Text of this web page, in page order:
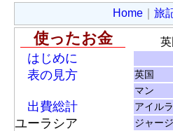
Home｜ 旅
使ったお金
はじめに
表の見方
出費総計
ユーラシア
英国
マン
アイル
ジャー